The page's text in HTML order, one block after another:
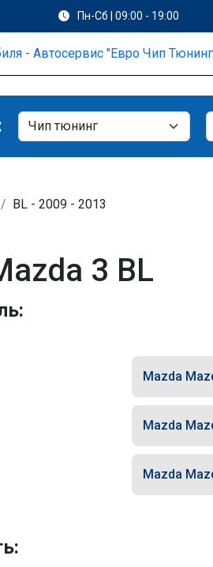
Пн-Сб | 09:00 - 19:00
BL - 2009 - 2013
3 BL
Mazda
Mazda
Mazda